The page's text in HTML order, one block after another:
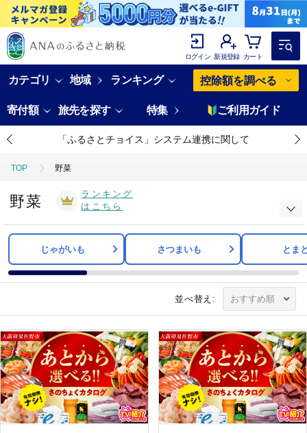
ログイン 新規登録 カート
カテゴリ 地域 ランキング 控除額を調べる
寄付額 旅先を探す 特集 ご利用ガイド
「ふるさとチョイス」システム連携に関して
TOP 野菜
野菜
ランキング
はこちら
じゃがいも さつまいも とま
並べ替え: